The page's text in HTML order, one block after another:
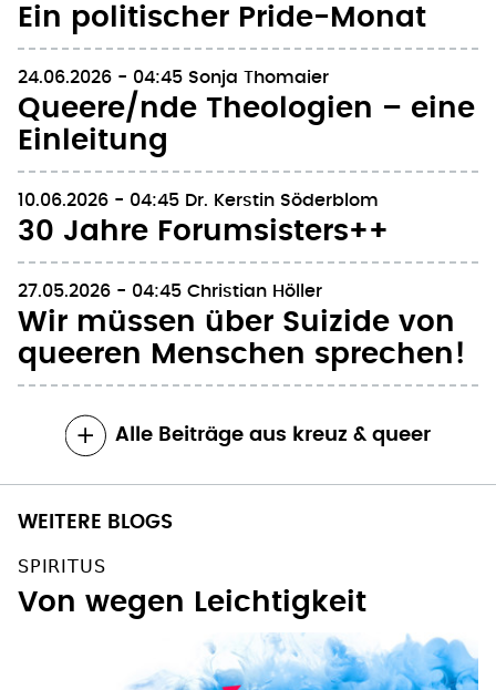
Ein politischer Pride-Monat
24.06.2026 - 04:45 Sonja Thomaier
Queere/nde Theologien – eine
Einleitung
10.06.2026 - 04:45 Dr. Kerstin Söderblom
30 Jahre Forumsisters++
27.05.2026 - 04:45 Christian Höller
Wir müssen über Suizide von
queeren Menschen sprechen!
Alle Beiträge aus kreuz & queer
WEITERE BLOGS
SPIRITUS
Von wegen Leichtigkeit